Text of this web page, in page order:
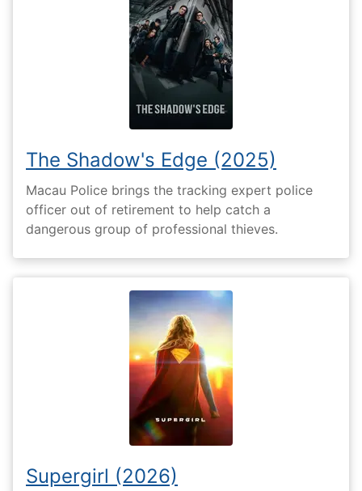
The Shadow's Edge (2025)
Macau Police brings the tracking expert police
officer out of retirement to help catch a
dangerous group of professional thieves.
Supergirl (2026)